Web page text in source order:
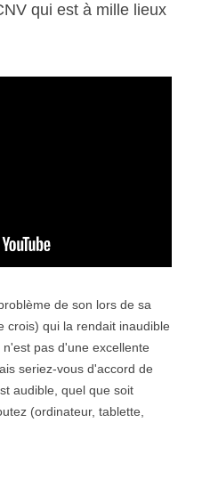
qui est à mille lieux
de son lors de sa
crois) qui la rendait inaudible
pas d'une excellente
seriez-vous d'accord de
audible, quel que soit
(ordinateur, tablette,